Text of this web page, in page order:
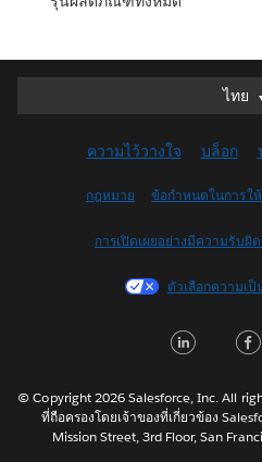
ไทย
ไทย
English
English
Français
Français
日本語
ความไว้วางใจ บล็อก
กฎหมาย ข้อกำหนดในการใ
การเปิดเผยอย่างมีความรับผิ
ตัวเลือกความเ
© Copyright 2026 Salesforce, Inc. All
ที่ถือครองโดยเจ้าของที่เกี่ยวข้อง
Mission Street, 3rd Floor, San